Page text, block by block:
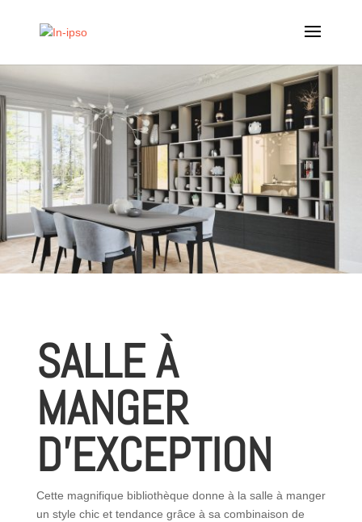
SALLE À
MANGER
D’EXCEPTION
Cette magnifique bibliothèque donne à la salle à manger
un style chic et tendance grâce à sa combinaison de